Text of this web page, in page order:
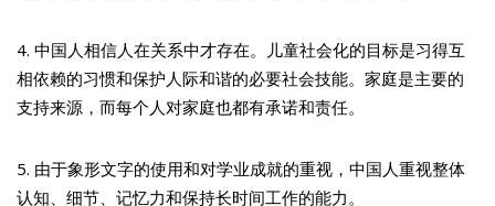
4. 中国人相信人在关系中才存在。儿童社会化的目标是习得互
相依赖的习惯和保护人际和谐的必要社会技能。家庭是主要的
支持来源，而每个人对家庭也都有承诺和责任。
5. 由于象形文字的使用和对学业成就的重视，中国人重视整体
认知、细节、记忆力和保持长时间工作的能力。